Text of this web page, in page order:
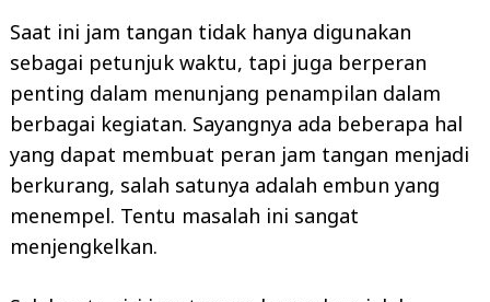
Saat ini jam tangan tidak hanya digunakan
sebagai petunjuk waktu, tapi juga berperan
penting dalam menunjang penampilan dalam
berbagai kegiatan. Sayangnya ada beberapa hal
yang dapat membuat peran jam tangan menjadi
berkurang, salah satunya adalah embun yang
menempel. Tentu masalah ini sangat
menjengkelkan.